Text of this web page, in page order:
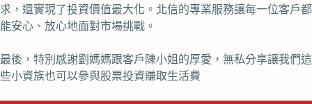
求，還實現了投資價值最大化。北信的專業服務讓每一位客戶都
能安心、放心地面對市場挑戰。
最後，特別感謝劉媽媽跟客戶陳小姐的厚愛，無私分享讓我們這
些小資族也可以參與股票投資賺取生活費